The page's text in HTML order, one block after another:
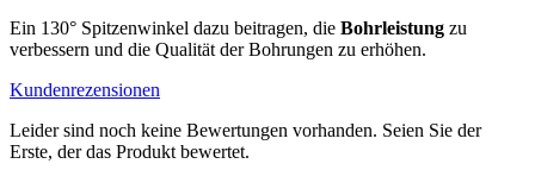
Ein 130° Spitzenwinkel dazu beitragen, die Bohrleistung zu
verbessern und die Qualität der Bohrungen zu erhöhen.
Kundenrezensionen
Leider sind noch keine Bewertungen vorhanden. Seien Sie der
Erste, der das Produkt bewertet.